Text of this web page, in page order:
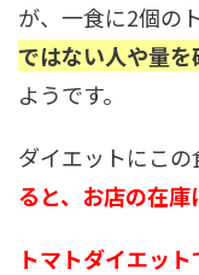
が、一食に2個の
ではない人や量
ようです。
ダイエットにこの
ると、お店の在
トマトダイエッ